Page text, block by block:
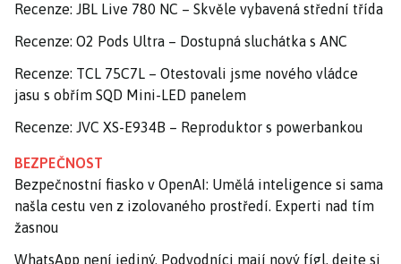
Recenze: JBL Live 780 NC – Skvěle vybavená střední třída
Recenze: O2 Pods Ultra – Dostupná sluchátka s ANC
Recenze: TCL 75C7L – Otestovali jsme nového vládce
jasu s obřím SQD Mini-LED panelem
Recenze: JVC XS-E934B – Reproduktor s powerbankou
BEZPEČNOST
Bezpečnostní fiasko v OpenAI: Umělá inteligence si sama
našla cestu ven z izolovaného prostředí. Experti nad tím
žasnou
WhatsApp není jediný. Podvodníci mají nový fígl, dejte si